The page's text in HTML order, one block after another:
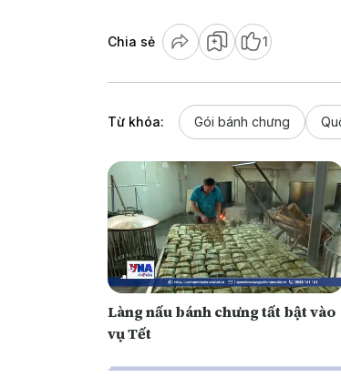
Chia sẻ 1
Từ khóa: Gói bánh chưng
Làng nấu bánh chưng tất bật vào
vụ Tết